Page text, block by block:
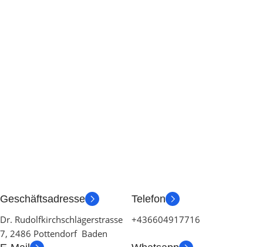
Geschäftsadresse
Dr. Rudolfkirchschlägerstrasse
7, 2486 Pottendorf Baden
Telefon
+436604917716